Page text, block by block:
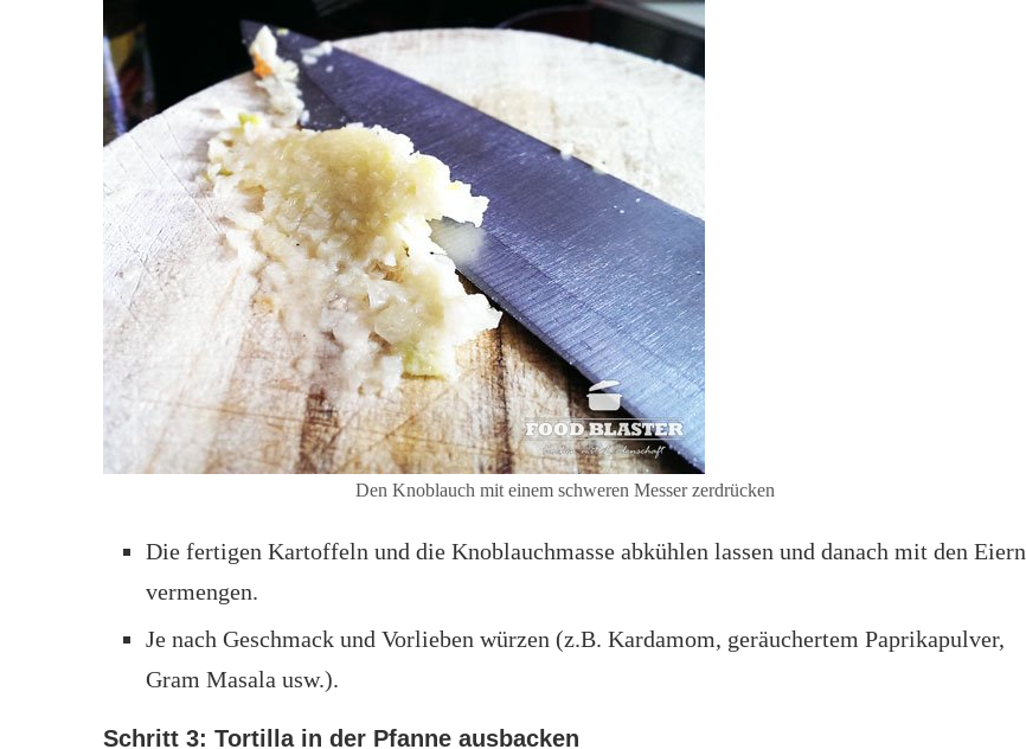
Den Knoblauch mit einem schweren Messer zerdrücken
Die fertigen Kartoffeln und die Knoblauchmasse abkühlen lassen und danach mit den Eiern
vermengen.
Je nach Geschmack und Vorlieben würzen (z.B. Kardamom, geräuchertem Paprikapulver,
Gram Masala usw.).
Schritt 3: Tortilla in der Pfanne ausbacken